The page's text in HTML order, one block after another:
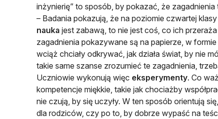
inżynierię” to sposób, by pokazać, że
– Badania pokazują, że na poziomie czwartej
nauka jest zabawą, to nie jest coś, co ich
zagadnienia pokazywane są na papierze, w
wciąż chciały odkrywać, jak działa świat, by nie
takie same szanse zrozumieć te zagadnienia,
Uczniowie wykonują więc eksperymenty. Co
kompetencje miękkie, takie jak chociażby
nie czują, by się uczyły. W ten sposób orientują
dla rodziców, czy po to, by dobrze wypaść na